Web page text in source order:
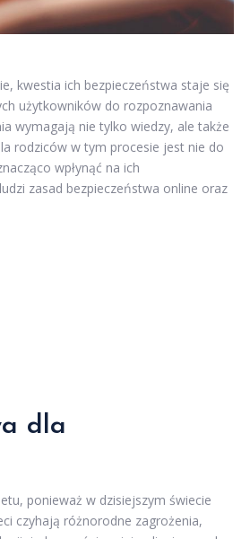
kwestia ich bezpieczeństwa staje się
użytkowników do rozpoznawania
wymagają nie tylko wiedzy, ale także
rodziców w tym procesie jest nie do
wpłynąć na ich
zasad bezpieczeństwa online oraz
dla
ponieważ w dzisiejszym świecie
czyhają różnorodne zagrożenia,